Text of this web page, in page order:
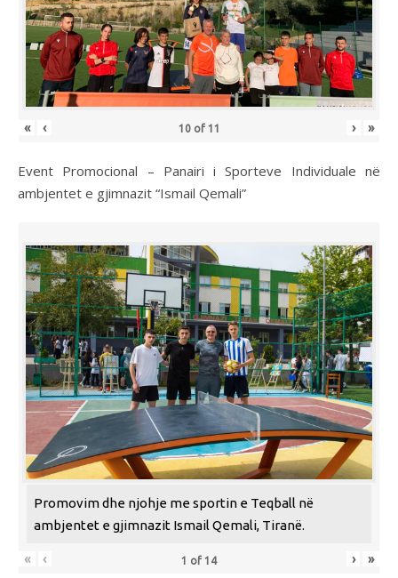
« ‹ 10of 11 › »
Event Promocional – Panairi i Sporteve Individuale në
ambjentet e gjimnazit “Ismail Qemali”
Promovim dhe njohje me sportin e Teqball në
ambjentet e gjimnazit Ismail Qemali, Tiranë.
« ‹ 1 of 14 › »